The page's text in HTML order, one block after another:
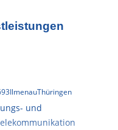
IlmenauThüringen
und